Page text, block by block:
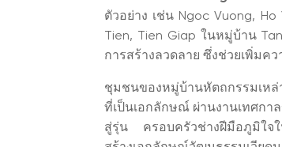
ตัวอย่าง เช่น Ngoc Vuong,
Tien, Tien Giap ในหมู่บ้าน
การสร้างลวดลาย ซึ่งช่วยเพิ่ม
ชุมชนของหมู่บ้านหัตถกรรมเห
ที่เป็นเอกลักษณ์ ผ่านงานเทศกา
สู่รุ่น ครอบครัวช่างฝีมือภูมิใจใ